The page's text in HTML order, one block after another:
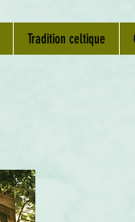
Tradition celtique